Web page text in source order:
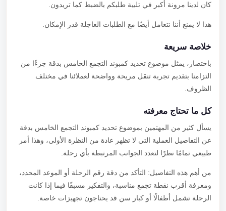
كان لدينا مرونة أكبر في تلبية طلبكم بالضبط كما تريدون.
هذا لا يمنع أننا نتعامل أيضًا مع الطلبات العاجلة قدر الإمكان.
خلاصة سريعة
باختصار، يمثل موضوع تحديد كمبوند التجمع الخامس بدقة جزءًا من
التزامنا بتقديم تجربة تنقل مريحة وواضحة لعملائنا في مختلف
الظروف.
كل ما تحتاج معرفته
يسأل كثير من المهتمين بموضوع تحديد كمبوند التجمع الخامس بدقة
عن التفاصيل العملية التي لا تظهر عادة من النظرة الأولى، وهذا أمر
طبيعي تمامًا نظرًا لتعدد الجوانب المرتبطة بأي رحلة.
من أهم هذه التفاصيل: التأكد من دقة رقم الرحلة أو الموعد المحدد،
ومعرفة أقرب نقطة تجمع مناسبة، والتفكير مسبقًا فيما إذا كانت
الرحلة تشمل أطفالًا أو كبار سن قد يحتاجون تجهيزات خاصة.